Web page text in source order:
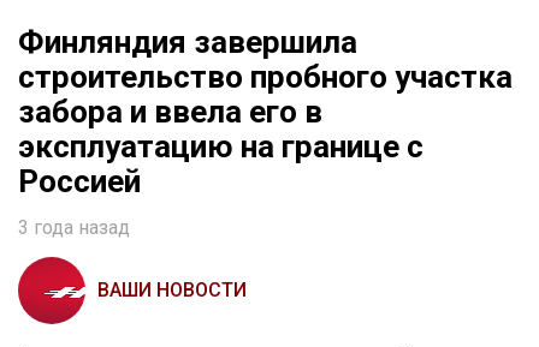
Финляндия завершила
строительство пробного участка
забора и ввела его в
эксплуатацию на границе с
Россией
3 года назад
ВАШИ НОВОСТИ